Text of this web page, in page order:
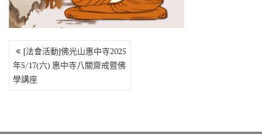
文
章
導
覽
[法會活動]佛光山惠中寺2025
年5/17(六) 惠中寺八關齋戒暨佛
學講座